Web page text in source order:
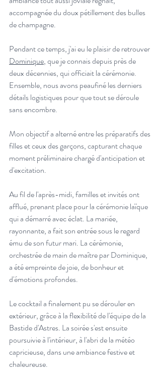
accompagnée du doux pétillement des bulles
de champagne.
Pendant ce temps, j'ai eu le plaisir de retrouver
Dominique, que je connais depuis près de
deux décennies, qui officiait la cérémonie.
Ensemble, nous avons peaufiné les derniers
détails logistiques pour que tout se déroule
sans encombre.
Mon objectif a alterné entre les préparatifs des
filles et ceux des garçons, capturant chaque
moment préliminaire chargé d'anticipation et
d'excitation.
Au fil de l'après-midi, familles et invités ont
afflué, prenant place pour la cérémonie laïque
qui a démarré avec éclat. La mariée,
rayonnante, a fait son entrée sous le regard
ému de son futur mari. La cérémonie,
orchestrée de main de maître par Dominique,
a été empreinte de joie, de bonheur et
d'émotions profondes.
Le cocktail a finalement pu se dérouler en
extérieur, grâce à la flexibilité de l'équipe de la
Bastide d'Astres. La soirée s'est ensuite
poursuivie à l'intérieur, à l'abri de la météo
capricieuse, dans une ambiance festive et
chaleureuse.